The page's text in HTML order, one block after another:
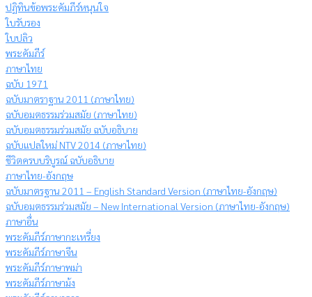
ปฏิทินข้อพระคัมภีร์หนุนใจ
ใบรับรอง
ใบปลิว
พระคัมภีร์
ภาษาไทย
ฉบับ 1971
ฉบับมาตราฐาน 2011 (ภาษาไทย)
ฉบับอมตธรรมร่วมสมัย (ภาษาไทย)
ฉบับอมตธรรมร่วมสมัย ฉบับอธิบาย
ฉบับแปลใหม่ NTV 2014 (ภาษาไทย)
ชีวิตครบบริบูรณ์ ฉบับอธิบาย
ภาษาไทย-อังกฤษ
ฉบับมาตรฐาน 2011 – English Standard Version (ภาษาไทย-อังกฤษ)
ฉบับอมตธรรมร่วมสมัย – New International Version (ภาษาไทย-อังกฤษ)
ภาษาอื่น
พระคัมภีร์ภาษากะเหรี่ยง
พระคัมภีร์ภาษาจีน
พระคัมภีร์ภาษาพม่า
พระคัมภีร์ภาษาม้ง